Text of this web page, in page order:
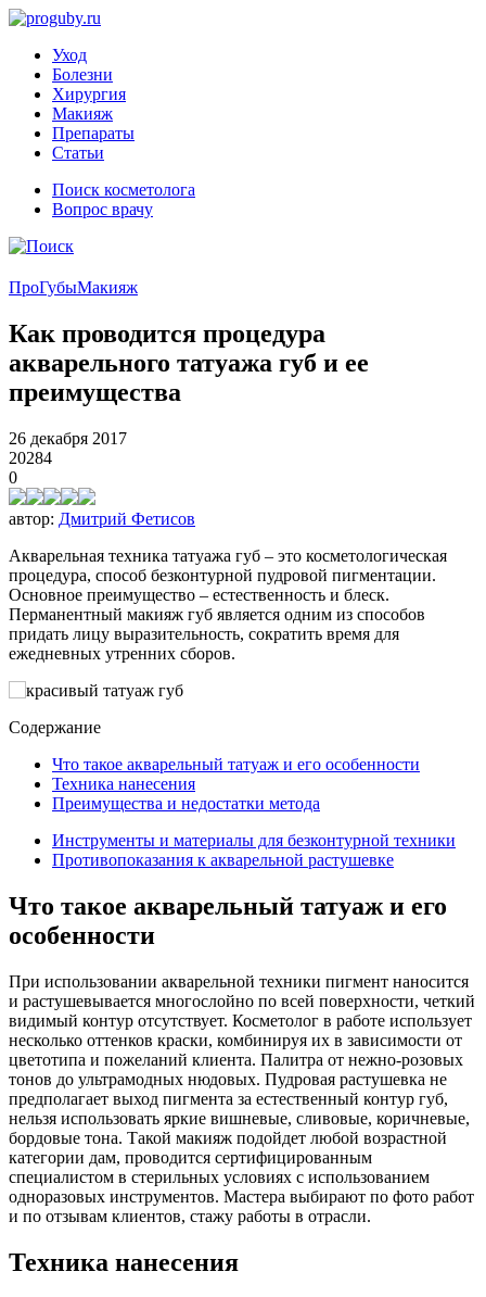
Уход
Болезни
Хирургия
Макияж
Препараты
Статьи
Поиск косметолога
Вопрос врачу
ПроГубыМакияж
Как проводится процедура
акварельного татуажа губ и ее
преимущества
26 декабря 2017
20284
0
автор: Дмитрий Фетисов
Акварельная техника татуажа губ – это косметологическая
процедура, способ безконтурной пудровой пигментации.
Основное преимущество – естественность и блеск.
Перманентный макияж губ является одним из способов
придать лицу выразительность, сократить время для
ежедневных утренних сборов.
Содержание
Что такое акварельный татуаж и его особенности
Техника нанесения
Преимущества и недостатки метода
Инструменты и материалы для безконтурной техники
Противопоказания к акварельной растушевке
Что такое акварельный татуаж и его
особенности
При использовании акварельной техники пигмент наносится
и растушевывается многослойно по всей поверхности, четкий
видимый контур отсутствует. Косметолог в работе использует
несколько оттенков краски, комбинируя их в зависимости от
цветотипа и пожеланий клиента. Палитра от нежно-розовых
тонов до ультрамодных нюдовых. Пудровая растушевка не
предполагает выход пигмента за естественный контур губ,
нельзя использовать яркие вишневые, сливовые, коричневые,
бордовые тона. Такой макияж подойдет любой возрастной
категории дам, проводится сертифицированным
специалистом в стерильных условиях с использованием
одноразовых инструментов. Мастера выбирают по фото работ
и по отзывам клиентов, стажу работы в отрасли.
Техника нанесения